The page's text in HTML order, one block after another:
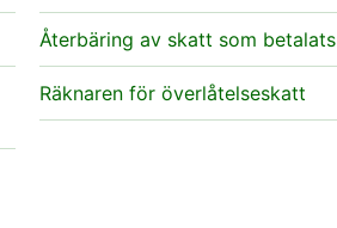
Återbäring av skatt som betalats
Räknaren för överlåtelseskatt